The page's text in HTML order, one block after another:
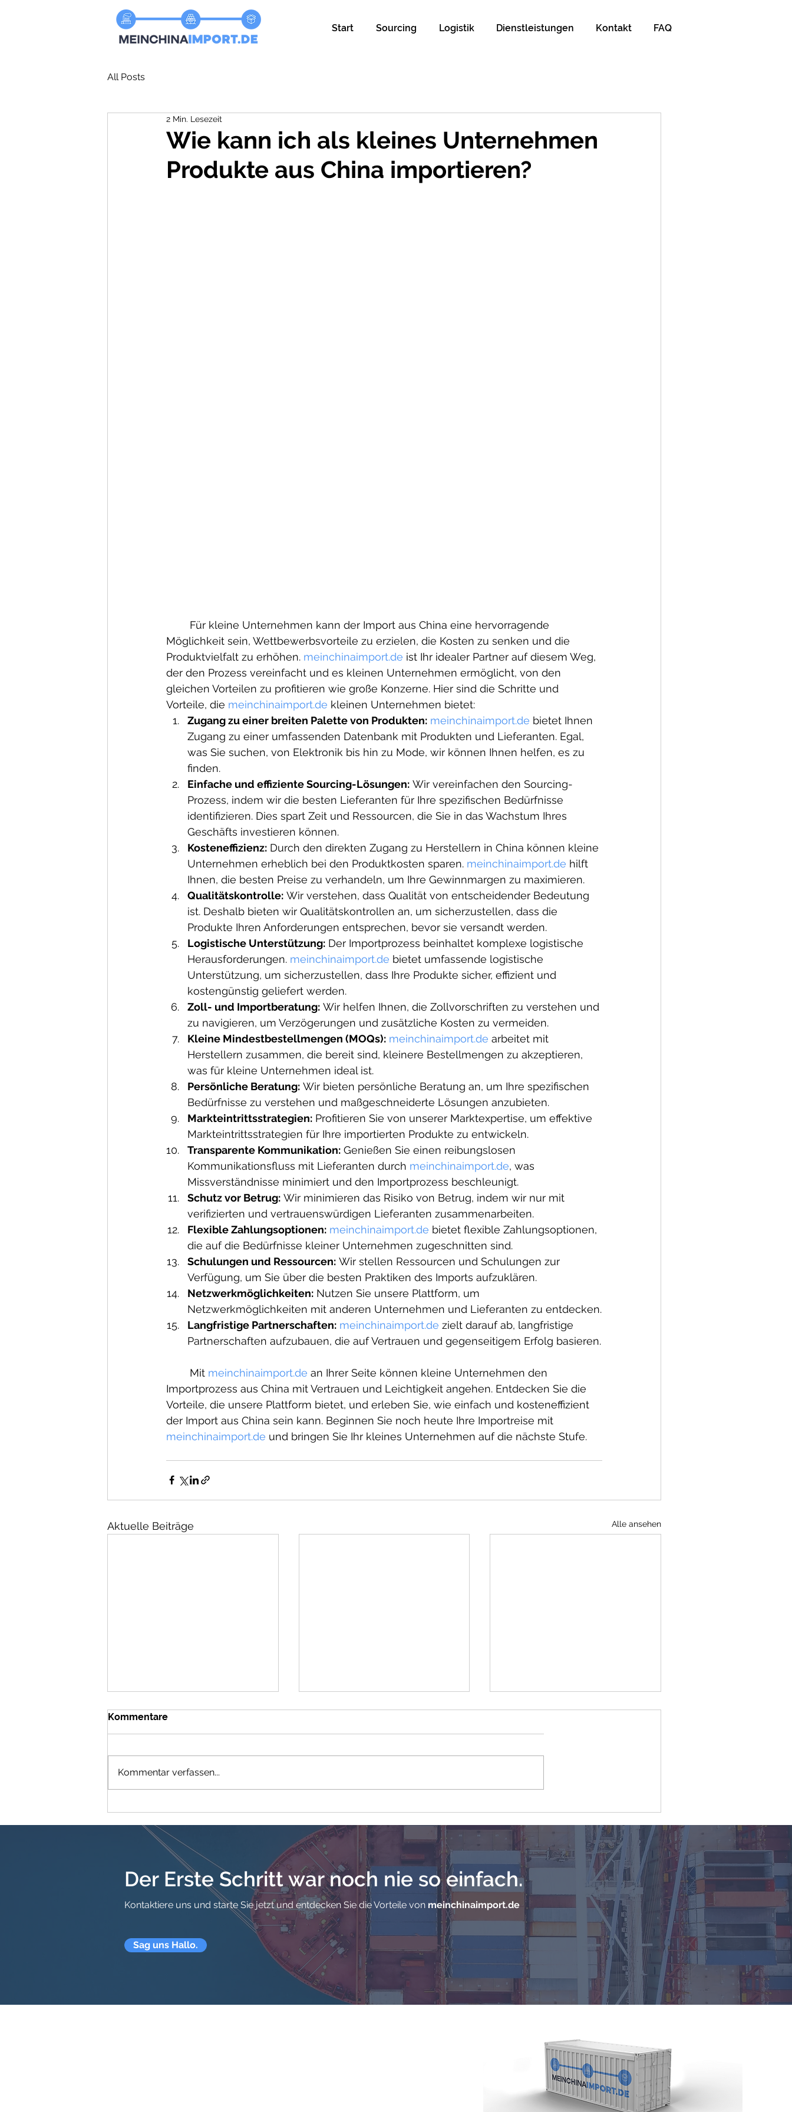
Start Sourcing Logistik Dienstleistungen Kontakt FAQ
All Posts
Wie kann ich als kleines Unternehmen
Produkte aus China importieren?
2 Min. Lesezeit
Möglichkeit sein, Wettbewerbsvorteile zu erzielen, die Kosten zu senken und die
Produktvielfalt zu erhöhen. meinchinaimport.de ist Ihr idealer Partner auf diesem Weg,
der den Prozess vereinfacht und es kleinen Unternehmen ermöglicht, von den
gleichen Vorteilen zu profitieren wie große Konzerne. Hier sind die Schritte und
Vorteile, die meinchinaimport.de kleinen Unternehmen bietet:
Zugang zu einer breiten Palette von Produkten: meinchinaimport.de bietet Ihnen
Zugang zu einer umfassenden Datenbank mit Produkten und Lieferanten. Egal,
was Sie suchen, von Elektronik bis hin zu Mode, wir können Ihnen helfen, es zu
finden.
Einfache und effiziente Sourcing-Lösungen: Wir vereinfachen den Sourcing-
Prozess, indem wir die besten Lieferanten für Ihre spezifischen Bedürfnisse
identifizieren. Dies spart Zeit und Ressourcen, die Sie in das Wachstum Ihres
Geschäfts investieren können.
Kosteneffizienz: Durch den direkten Zugang zu Herstellern in China können kleine
Unternehmen erheblich bei den Produktkosten sparen. meinchinaimport.de hilft
Ihnen, die besten Preise zu verhandeln, um Ihre Gewinnmargen zu maximieren.
Qualitätskontrolle: Wir verstehen, dass Qualität von entscheidender Bedeutung
ist. Deshalb bieten wir Qualitätskontrollen an, um sicherzustellen, dass die
Produkte Ihren Anforderungen entsprechen, bevor sie versandt werden.
Logistische Unterstützung: Der Importprozess beinhaltet komplexe logistische
Herausforderungen. meinchinaimport.de bietet umfassende logistische
Unterstützung, um sicherzustellen, dass Ihre Produkte sicher, effizient und
kostengünstig geliefert werden.
Zoll- und Importberatung: Wir helfen Ihnen, die Zollvorschriften zu verstehen und
zu navigieren, um Verzögerungen und zusätzliche Kosten zu vermeiden.
Kleine Mindestbestellmengen (MOQs): meinchinaimport.de arbeitet mit
Herstellern zusammen, die bereit sind, kleinere Bestellmengen zu akzeptieren,
was für kleine Unternehmen ideal ist.
Persönliche Beratung: Wir bieten persönliche Beratung an, um Ihre spezifischen
Bedürfnisse zu verstehen und maßgeschneiderte Lösungen anzubieten.
Markteintrittsstrategien: Profitieren Sie von unserer Marktexpertise, um effektive
Markteintrittsstrategien für Ihre importierten Produkte zu entwickeln.
Transparente Kommunikation: Genießen Sie einen reibungslosen
Kommunikationsfluss mit Lieferanten durch meinchinaimport.de, was
Missverständnisse minimiert und den Importprozess beschleunigt.
Schutz vor Betrug: Wir minimieren das Risiko von Betrug, indem wir nur mit
verifizierten und vertrauenswürdigen Lieferanten zusammenarbeiten.
Flexible Zahlungsoptionen: meinchinaimport.de bietet flexible Zahlungsoptionen,
die auf die Bedürfnisse kleiner Unternehmen zugeschnitten sind.
Schulungen und Ressourcen: Wir stellen Ressourcen und Schulungen zur
Verfügung, um Sie über die besten Praktiken des Imports aufzuklären.
Netzwerkmöglichkeiten: Nutzen Sie unsere Plattform, um
Netzwerkmöglichkeiten mit anderen Unternehmen und Lieferanten zu entdecken.
Langfristige Partnerschaften: meinchinaimport.de zielt darauf ab, langfristige
Partnerschaften aufzubauen, die auf Vertrauen und gegenseitigem Erfolg basieren.
	Mit
meinchinaimport.de an Ihrer Seite können kleine Unternehmen den
Importprozess aus China mit Vertrauen und Leichtigkeit angehen. Entdecken Sie die
Vorteile, die unsere Plattform bietet, und erleben Sie, wie einfach und kosteneffizient
der Import aus China sein kann. Beginnen Sie noch heute Ihre Importreise mit
meinchinaimport.de und bringen Sie Ihr kleines Unternehmen auf die nächste Stufe.
Aktuelle Beiträge Alle ansehen
Handelskonflikte die
Logistik und Frachtraten
aus China?
die Verpackung von Waren,
die per Flugfracht aus
China gesendet werden?
Frachtsendungen aus China
reduzieren, unabhängig
von der Transportart?
Kommentare
Kommentar verfassen...
Der Erste Schritt war noch nie so einfach.
Kontaktiere uns und starte Sie jetzt und entdecken Sie die Vorteile von meinchinaimport.de
Sag uns Hallo.